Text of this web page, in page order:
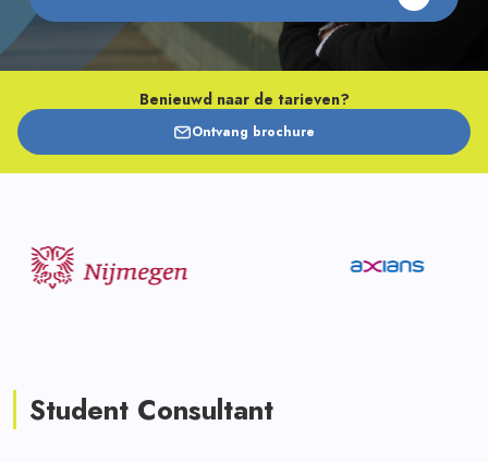
Benieuwd naar de tarieven?
Ontvang brochure
Student Consultant